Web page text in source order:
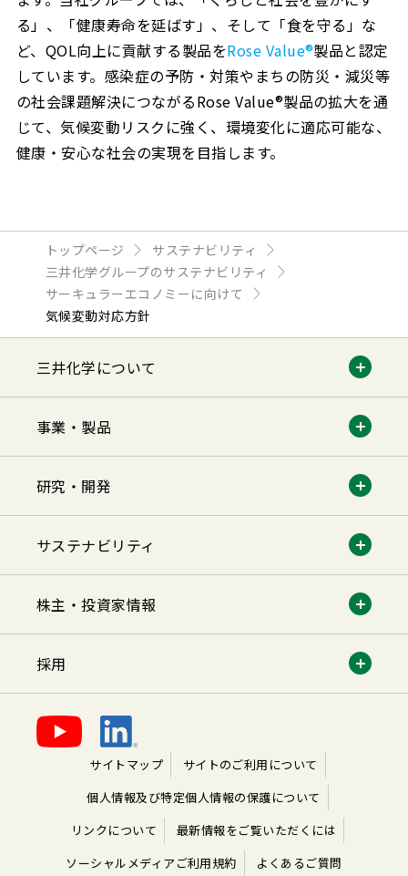
る」、「健康寿命を延ばす」、そして「食を守る」な
ど、QOL向上に貢献する製品をRose Value®製品と認定
しています。感染症の予防・対策やまちの防災・減災等
の社会課題解決につながるRose Value®製品の拡大を通
じて、気候変動リスクに強く、環境変化に適応可能な、
健康・安心な社会の実現を目指します。
トップページ
サステナビリティ
三井化学グループのサステナビリティ
サーキュラーエコノミーに向けて
気候変動対応方針
三井化学について
事業・製品
研究・開発
サステナビリティ
株主・投資家情報
採用
サイトマップ
サイトのご利用について
個人情報及び特定個人情報の保護について
リンクについて
最新情報をご覧いただくには
ソーシャルメディアご利用規約
よくあるご質問